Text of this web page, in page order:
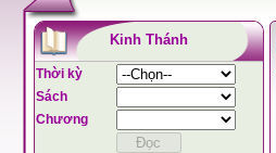
Kinh Thánh
Thời kỳ
Sách
Chương